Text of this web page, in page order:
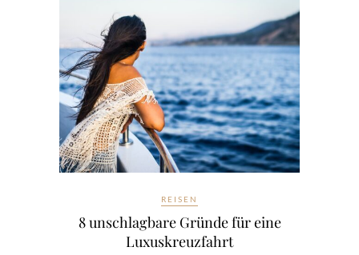
REISEN
8 unschlagbare Gründe für eine
Luxuskreuzfahrt